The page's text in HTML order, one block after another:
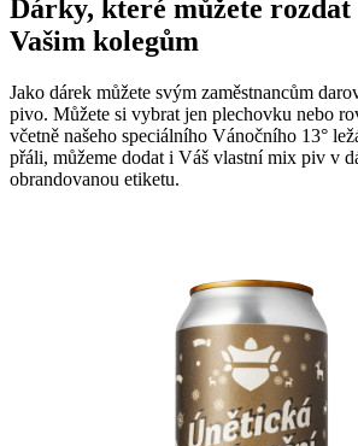
Dárky, které můžete rozdat
Vašim kolegům
Jako dárek můžete svým zaměstnancům
pivo. Můžete si vybrat jen plechovku nebo
včetně našeho speciálního Vánočního 13°
přáli, můžeme dodat i Váš vlastní mix piv v
obrandovanou etiketu.